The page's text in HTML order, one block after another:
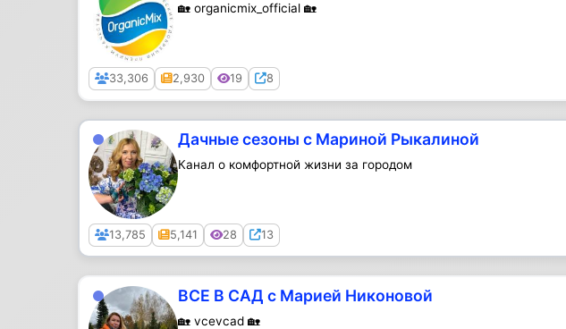
Public
🏡 organicmix_official 🏡
33,306 2,930 19 8
Public
Дачные сезоны с Мариной Рыкалиной
Канал о комфортной жизни за городом
13,785 5,141 28 13
ВСЕ В САД с Марией Никоновой
🏡 vcevcad 🏡